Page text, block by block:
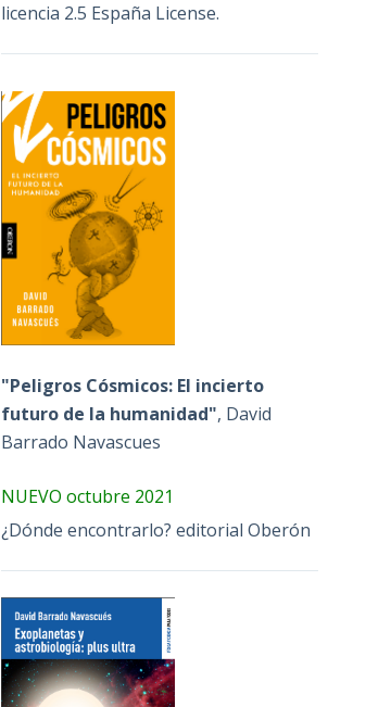
licencia 2.5 España License.
"Peligros Cósmicos: El incierto
futuro de la humanidad", David
Barrado Navascues
NUEVO octubre 2021
¿Dónde encontrarlo? editorial Oberón